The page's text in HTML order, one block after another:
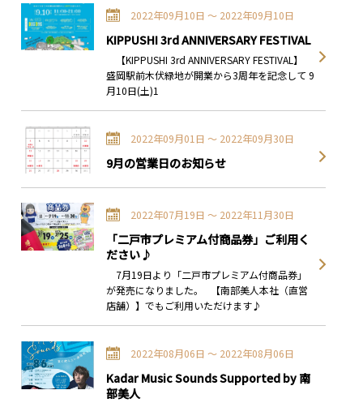
2022年09月10日 〜 2022年09月10日
KIPPUSHI 3rd ANNIVERSARY FESTIVAL
【KIPPUSHI 3rd ANNIVERSARY FESTIVAL】
盛岡駅前木伏緑地が開業から3周年を記念して 9
月10日(土)1
2022年09月01日 〜 2022年09月30日
9月の営業日のお知らせ
2022年07月19日 〜 2022年11月30日
「二戸市プレミアム付商品券」ご利用く
ださい♪
7月19日より「二戸市プレミアム付商品券」
が発売になりました。 【南部美人本社（直営
店舗）】でもご利用いただけます♪
2022年08月06日 〜 2022年08月06日
Kadar Music Sounds Supported by 南
部美人